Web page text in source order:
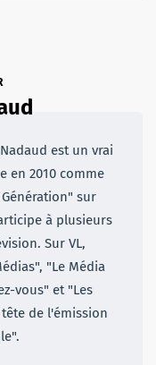
est un vrai
en 2010 comme
sur
à plusieurs
Sur VL,
"Le Média
vous" et "Les
de l'émission